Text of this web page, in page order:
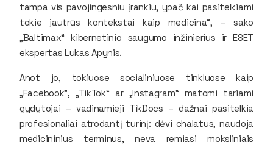
tampa vis pavojingesniu įrankiu, ypač kai pasitelkiami
tokie jautrūs kontekstai kaip medicina“, – sako
„Baltimax“ kibernetinio saugumo inžinierius ir ESET
ekspertas Lukas Apynis.
Anot jo, tokiuose socialiniuose tinkluose kaip
„Facebook”, „TikTok“ ar „Instagram“ matomi tariami
gydytojai – vadinamieji TikDocs – dažnai pasitelkia
profesionaliai atrodantį turinį: dėvi chalatus, naudoja
medicininius terminus, neva remiasi moksliniais